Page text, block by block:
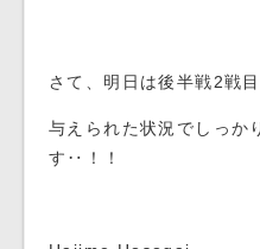
さて、明日は後半戦2戦目
与えられた状況でしっか
す‥！！